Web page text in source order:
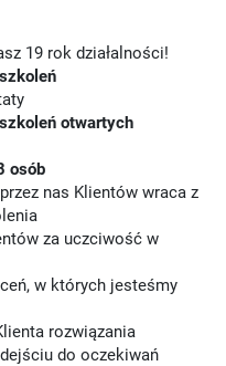
19 rok działalności!
otwartych
osób
nas Klientów wraca z
za uczciwość w
w których jesteśmy
rozwiązania
do oczekiwań